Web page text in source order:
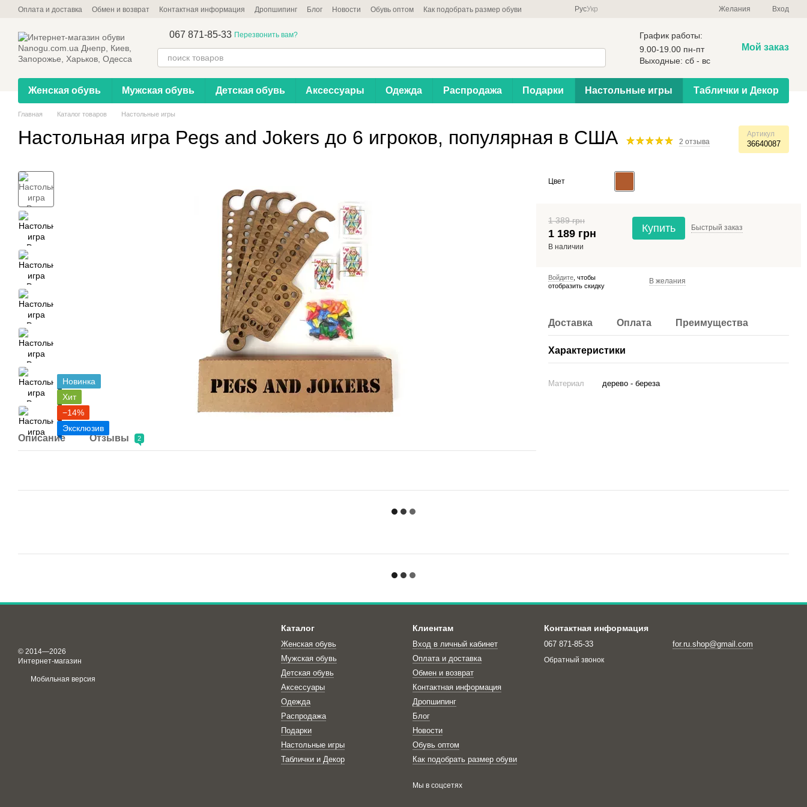
Перейти к основному контенту
Оплата и доставка Обмен и возврат Контактная информация Дропшипинг Блог Новости Обувь оптом Как подобрать размер обуви РусУкр Желания Вход
067 871-85-33 Перезвонить вам?
График работы:
9.00-19.00 пн-пт
Выходные: сб - вс
Мой заказ
Женская обувь Мужская обувь Детская обувь Аксессуары Одежда Распродажа Подарки Настольные игры Таблички и Декор
Главная Каталог товаров Настольные игры
Настольная игра Pegs and Jokers до 6 игроков, популярная в США 2 отзыва
Артикул
36640087
Новинка
Хит
−14%
Эксклюзив
Описание Отзывы 2
Цвет
1 389 грн
1 189 грн
В наличии
Купить Быстрыйзаказ
Войдите , чтобы
отобразить скидку
В желания
Доставка Оплата Преимущества
Характеристики
Материал дерево - береза
© 2014—2026
Интернет-магазин
Мобильная версия
Каталог
Женская обувь
Мужская обувь
Детская обувь
Аксессуары
Одежда
Распродажа
Подарки
Настольные игры
Таблички и Декор
Клиентам
Вход в личный кабинет
Оплата и доставка
Обмен и возврат
Контактная информация
Дропшипинг
Блог
Новости
Обувь оптом
Как подобрать размер обуви
Мы в соцсетях
Контактная информация
067 871-85-33
Обратный звонок
for.ru.shop@gmail.com